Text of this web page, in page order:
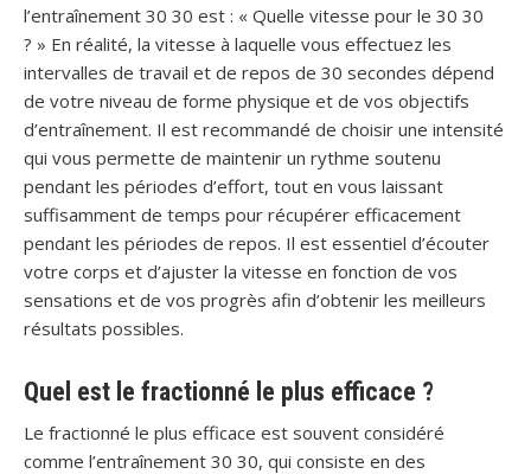
l’entraînement 30 30 est : « Quelle vitesse pour le 30 30
? » En réalité, la vitesse à laquelle vous effectuez les
intervalles de travail et de repos de 30 secondes dépend
de votre niveau de forme physique et de vos objectifs
d’entraînement. Il est recommandé de choisir une intensité
qui vous permette de maintenir un rythme soutenu
pendant les périodes d’effort, tout en vous laissant
suffisamment de temps pour récupérer efficacement
pendant les périodes de repos. Il est essentiel d’écouter
votre corps et d’ajuster la vitesse en fonction de vos
sensations et de vos progrès afin d’obtenir les meilleurs
résultats possibles.
Quel est le fractionné le plus efficace ?
Le fractionné le plus efficace est souvent considéré
comme l’entraînement 30 30, qui consiste en des